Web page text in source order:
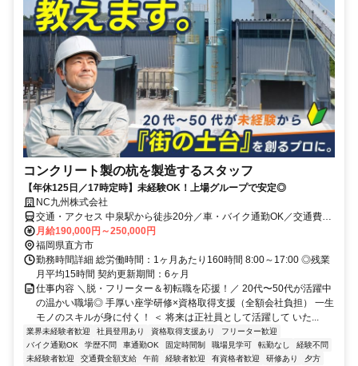
コンクリート製の杭を製造するスタッフ
【年休125日／17時定時】未経験OK！上場グループで安定◎
NC九州株式会社
交通・アクセス 中泉駅から徒歩20分／車・バイク通勤OK／交通費全
額支給／転勤なし
月給190,000円～250,000円
福岡県直方市
勤務時間詳細 総労働時間：1ヶ月あたり160時間 8:00～17:00 ◎残業
月平均15時間 契約更新期間：6ヶ月
仕事内容 ＼脱・フリーター＆初転職を応援！／ 20代〜50代が活躍中
の温かい職場◎ 手厚い座学研修×資格取得支援（全額会社負担） 一生
モノのスキルが身に付く！ ＜ 将来は正社員として活躍して いた...
業界未経験者歓迎 社員登用あり 資格取得支援あり
フリーター歓迎
バイク通勤OK
学歴不問 車通勤OK 固定時間制 職場見学可 転勤なし
経験不問
未経験者歓迎
交通費全額支給 午前 経験者歓迎 有資格者歓迎 研修あり
夕方